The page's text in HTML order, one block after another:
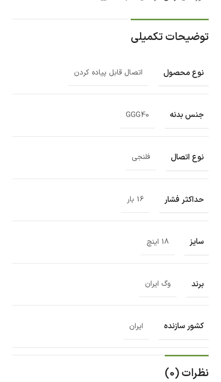
توضیحات تکمیلی
نوع محصول اتصال قابل پیاده کردن
جنس بدنه GGG40
نوع اتصال فلنجی
حداکثر فشار 16 بار
سایز 18 اینچ
برند وگ ایران
کشور سازنده ایران
نظرات (0)